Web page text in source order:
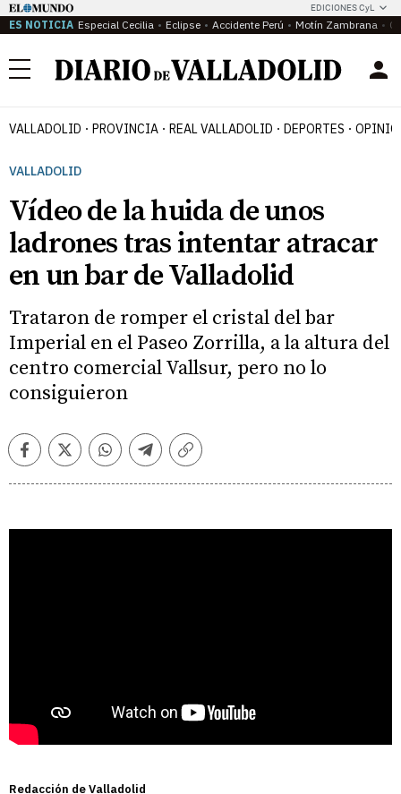
EDICIONES CyL
ES NOTICIA Especial Cecilia Eclipse Accidente Perú Motín Zambrana
Menú
VALLADOLID PROVINCIA REAL VALLADOLID DEPORTES
VALLADOLID
Vídeo de la huida de unos
ladrones tras intentar atracar
en un bar de Valladolid
Trataron de romper el cristal del bar
Imperial en el Paseo Zorrilla, a la altura del
centro comercial Vallsur, pero no lo
consiguieron
FacebookTwitterWhatsappTelegramCopiar
Redacción de Valladolid